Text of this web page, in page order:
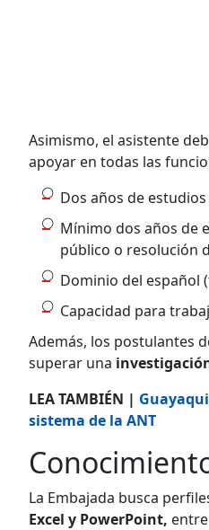
Asimismo, el asistente
apoyar en todas las
Dos años de
Mínimo dos años de
público o resolución
Dominio del español
Capacidad para
Además, los postulantes
superar una
LEA TAMBIÉN |
sistema de la ANT
La Embajada busca
Excel y PowerPoint,